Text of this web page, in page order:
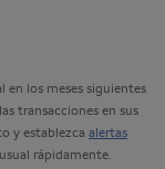
en los meses siguientes
transacciones en sus
y establezca alertas
rápidamente.